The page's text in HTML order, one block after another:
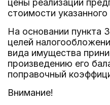
цены реализации
стоимости
На основании пункта
целей
вида имущества
произведению его
поправочный
Внимание!